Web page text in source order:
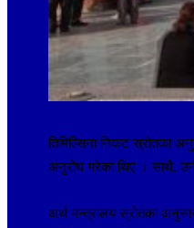
तिमिल्सिना निकट स्रोतका
अनुरोध गरेका थिए । साथै,
अर्थ मन्त्रालय स्रोतका